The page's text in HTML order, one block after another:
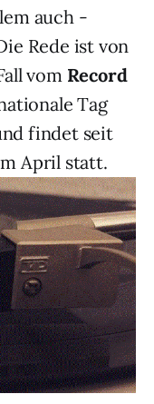
auch -
Rede ist von
vom Record
Tag
findet seit
April statt.